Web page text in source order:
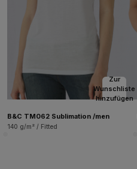
Zur
Wunschliste
hinzufügen
B&C TM062 Sublimation /men
140 g/m² / Fitted